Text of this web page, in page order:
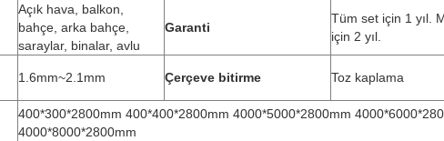
Açık hava, balkon,
bahçe, arka bahçe,
saraylar, binalar, avlu
Garanti
Tüm set için 1 yıl.
için 2 yıl.
1.6mm~2.1mm Çerçeve bitirme Toz kaplama
400*300*2800mm 400*400*2800mm 4000*5000*2800mm
4000*8000*2800mm